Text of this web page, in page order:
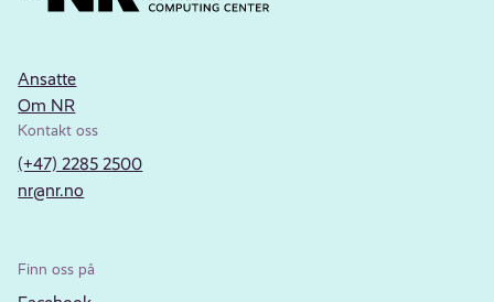
Ansatte
Om NR
Kontakt oss
(+47) 2285 2500
nr@nr.no
Finn oss på